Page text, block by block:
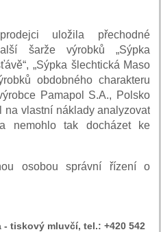
uložila přechodné
šarže výrobků „Sýpka
„Sýpka šlechtická Maso
obdobného charakteru
Pamapol S.A., Polsko
na vlastní náklady analyzovat
nemohlo tak docházet ke
osobou správní řízení o
- tiskový mluvčí, tel.: +420 542